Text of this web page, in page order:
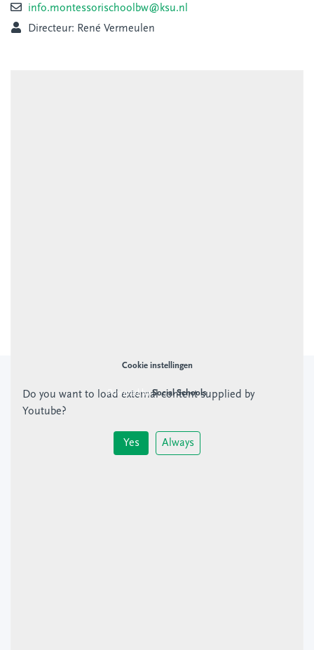
info.montessorischoolbw@ksu.nl
Directeur: René Vermeulen
Do you want to load external content supplied by
Youtube?
Yes Always
Cookie instellingen
Powered bySocial Schools